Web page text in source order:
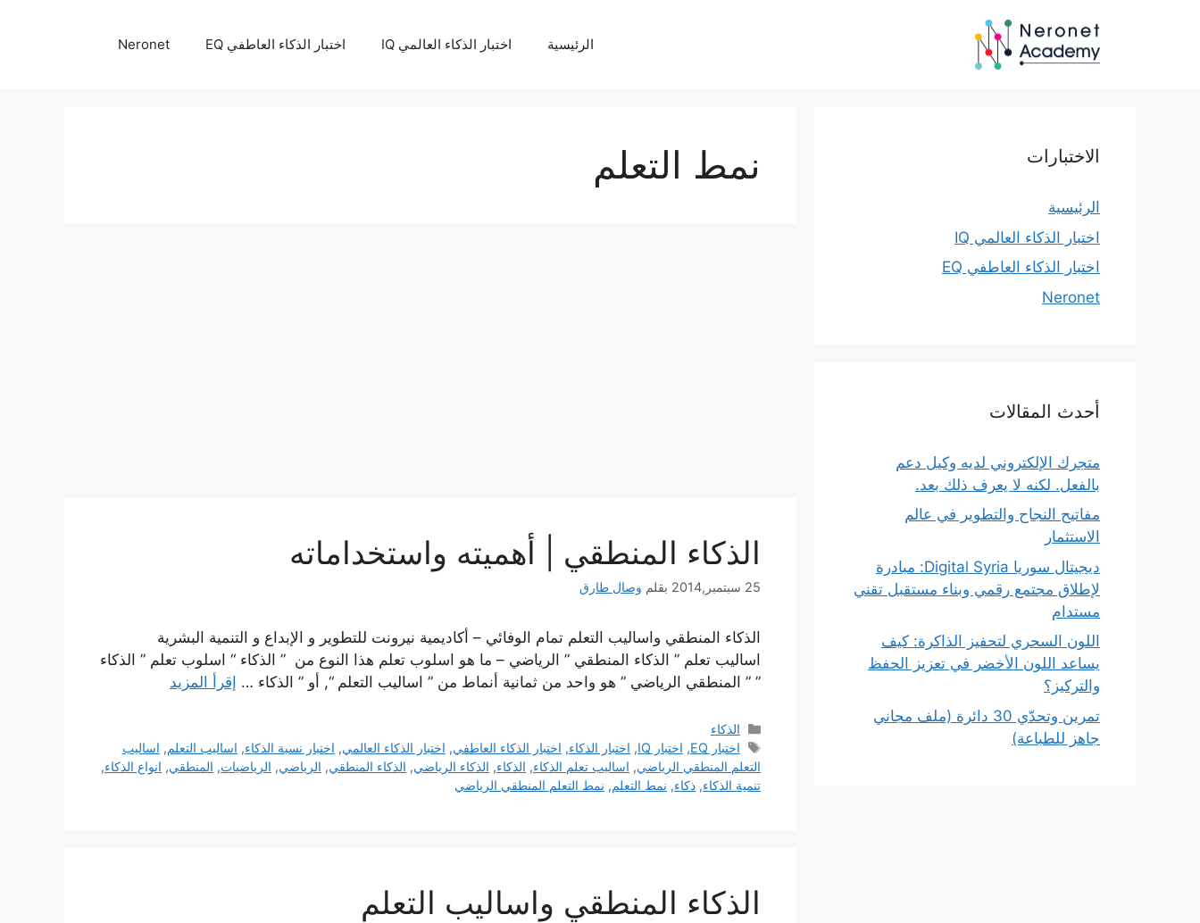
الرئيسية اختبار الذكاء العالمي IQ اختبار الذكاء العاطفي EQ Neronet
نمط التعلم
الذكاء المنطقي | أهميته واستخداماته
25 سبتمبر,2014 بقلم وصال طارق
الذكاء المنطقي واساليب التعلم تمام الوفائي – أكاديمية نيرونت للتطوير و الإبداع و التنمية البشرية
اساليب تعلم ” الذكاء المنطقي ” الرياضي – ما هو اسلوب تعلم هذا النوع من ” الذكاء “ اسلوب تعلم ” الذكاء
” ” المنطقي الرياضي ” هو واحد من ثمانية أنماط من ” اساليب التعلم “, أو ” الذكاء … إقرأ المزيد
التصنيفات
الذكاء
الوسوم
اختبار EQ , اختبار IQ , اختبار الذكاء, اختبار الذكاء العاطفي, اختبار الذكاء العالمي, اختبار نسبة الذكاء, اساليب التعلم, اساليب
التعلم المنطقي الرياضي, اساليب تعلم الذكاء, الذكاء, الذكاء الرياضي, الذكاء المنطقي, الرياضي, الرياضيات, المنطقي, انواع الذكاء,
تنمية الذكاء, ذكاء, نمط التعلم, نمط التعلم المنطقي الرياضي
الذكاء المنطقي واساليب التعلم
الاختبارات
الرئيسية
اختبار الذكاء العالمي IQ
اختبار الذكاء العاطفي EQ
Neronet
أحدث المقالات
متجرك الإلكتروني لديه وكيل دعم
بالفعل. لكنه لا يعرف ذلك بعد.
مفاتيح النجاح والتطوير في عالم
الاستثمار
ديجيتال سوريا Digital Syria: مبادرة
لإطلاق مجتمع رقمي وبناء مستقبل تقني
مستدام
اللون السحري لتحفيز الذاكرة: كيف
يساعد اللون الأخضر في تعزيز الحفظ
والتركيز؟
تمرين وتحدّي 30 دائرة (ملف مجاني
جاهز للطباعة)